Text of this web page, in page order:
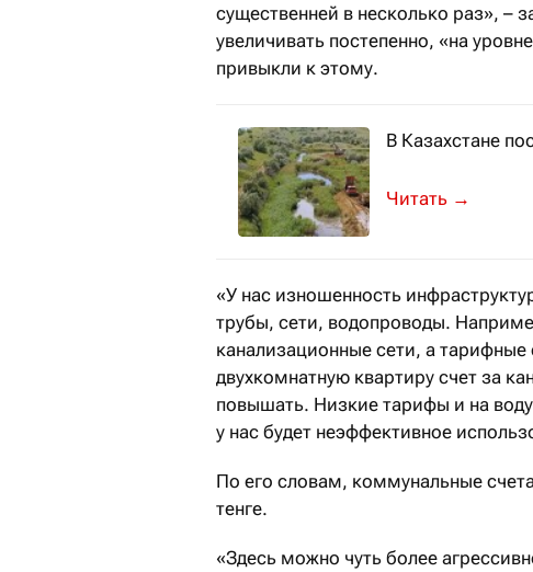
существенней в несколько раз», –
увеличивать постепенно, «на
привыкли к этому.
В Казахстане
И →
«У нас изношенность
трубы, сети, водопроводы.
канализационные сети, а
двухкомнатную квартиру счет за
повышать. Низкие тарифы и на
у нас будет неэффективное
По его словам, коммунальные
тенге.
«Здесь можно чуть более